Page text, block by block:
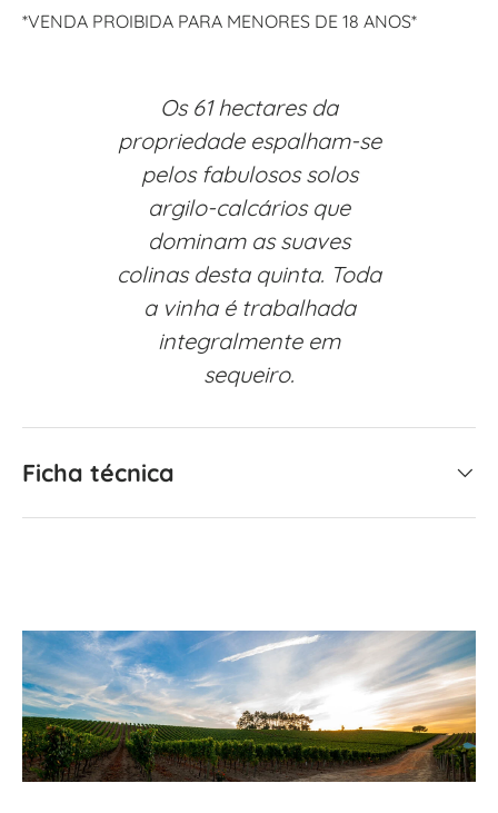
*VENDA PROIBIDA PARA MENORES DE 18 ANOS*
Os 61 hectares da
propriedade espalham-se
pelos fabulosos solos
argilo-calcários que
dominam as suaves
colinas desta quinta. Toda
a vinha é trabalhada
integralmente em
sequeiro.
Ficha técnica